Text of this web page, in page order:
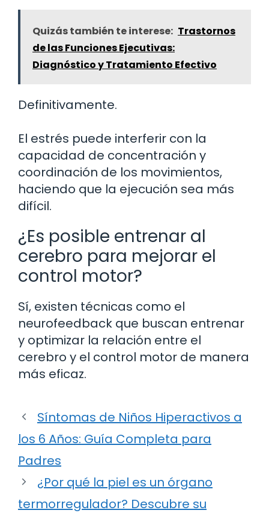
Quizás también te interese: Trastornos
de las Funciones Ejecutivas:
Diagnóstico y Tratamiento Efectivo
Definitivamente.
El estrés puede interferir con la
capacidad de concentración y
coordinación de los movimientos,
haciendo que la ejecución sea más
difícil.
¿Es posible entrenar al
cerebro para mejorar el
control motor?
Sí, existen técnicas como el
neurofeedback que buscan entrenar
y optimizar la relación entre el
cerebro y el control motor de manera
más eficaz.
Síntomas de Niños Hiperactivos a
los 6 Años: Guía Completa para
Padres
¿Por qué la piel es un órgano
termorregulador? Descubre su